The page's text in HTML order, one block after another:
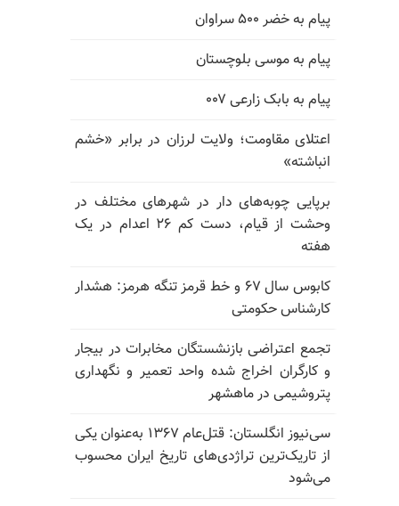
پیام به خضر ۵۰۰ سراوان
پیام به موسی بلوچستان
پیام به بابک زارعی ۰۰۷
اعتلای مقاومت؛ ولایت لرزان در برابر «خشم
انباشته»
برپایی چوبه‌های دار در شهرهای مختلف در
وحشت از قیام، دست کم ۲۶ اعدام در یک
هفته
کابوس سال ۶۷ و خط قرمز تنگه هرمز: هشدار
کارشناس حکومتی
تجمع اعتراضی بازنشستگان مخابرات در بیجار
و کارگران اخراج شده واحد تعمیر و نگهداری
پتروشیمی در ماهشهر
سی‌نیوز انگلستان: قتل‌عام ۱۳۶۷ به‌عنوان یکی
از تاریک‌ترین تراژدی‌های تاریخ ایران محسوب
می‌شود